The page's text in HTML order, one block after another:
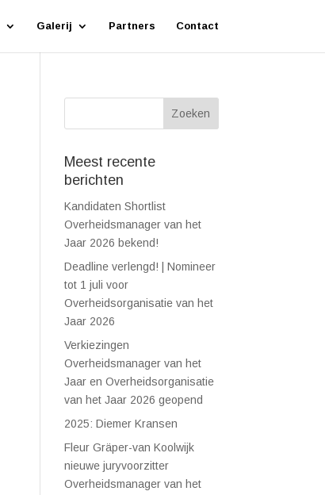
Galerij Partners Contact
Meest recente
berichten
Kandidaten Shortlist
Overheidsmanager van het
Jaar 2026 bekend!
Deadline verlengd! | Nomineer
tot 1 juli voor
Overheidsorganisatie van het
Jaar 2026
Verkiezingen
Overheidsmanager van het
Jaar en Overheidsorganisatie
van het Jaar 2026 geopend
2025: Diemer Kransen
Fleur Gräper-van Koolwijk
nieuwe juryvoorzitter
Overheidsmanager van het